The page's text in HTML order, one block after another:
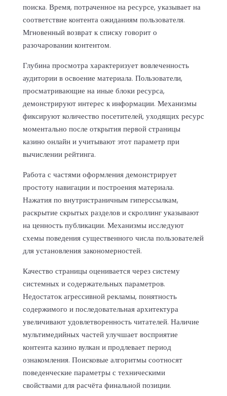
поиска. Время, потраченное на ресурсе, указывает на
соответствие контента ожиданиям пользователя.
Мгновенный возврат к списку говорит о
разочаровании контентом.
Глубина просмотра характеризует вовлеченность
аудитории в освоение материала. Пользователи,
просматривающие на иные блоки ресурса,
демонстрируют интерес к информации. Механизмы
фиксируют количество посетителей, уходящих ресурс
моментально после открытия первой страницы
казино онлайн и учитывают этот параметр при
вычислении рейтинга.
Работа с частями оформления демонстрирует
простоту навигации и построения материала.
Нажатия по внутристраничным гиперссылкам,
раскрытие скрытых разделов и скроллинг указывают
на ценность публикации. Механизмы исследуют
схемы поведения существенного числа пользователей
для установления закономерностей.
Качество страницы оценивается через систему
системных и содержательных параметров.
Недостаток агрессивной рекламы, понятность
содержимого и последовательная архитектура
увеличивают удовлетворенность читателей. Наличие
мультимедийных частей улучшает восприятие
контента казино вулкан и продлевает период
ознакомления. Поисковые алгоритмы соотносят
поведенческие параметры с техническими
свойствами для расчёта финальной позиции.